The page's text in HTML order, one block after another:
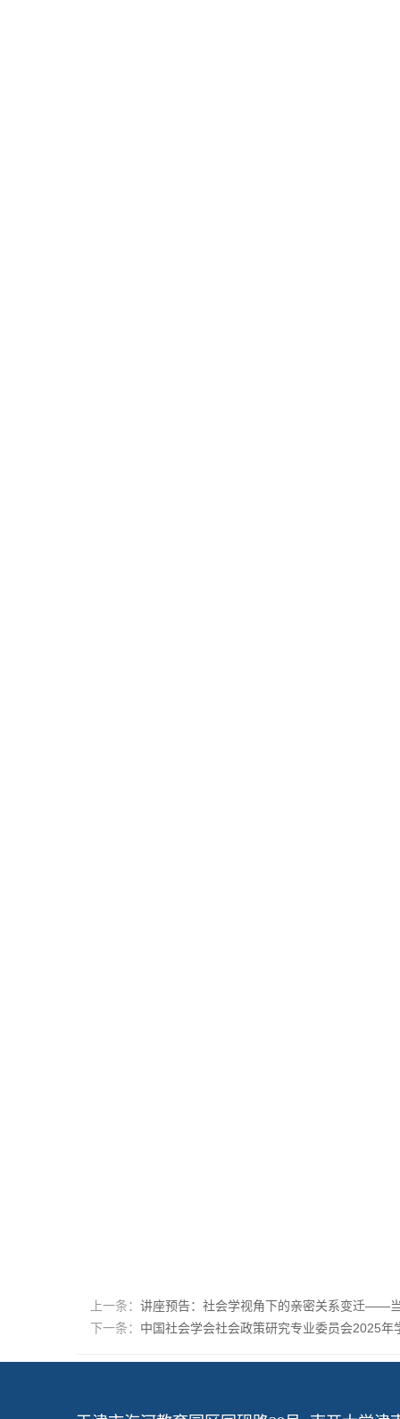
上一条： 讲座预告：社会学视角下的亲密关系变迁——当
下一条： 中国社会学会社会政策研究专业委员会2025